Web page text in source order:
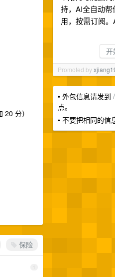
持，AI全自动
用，按需订阅
开
Promoted by
• 外包信息请发到
点。
• 不要把相同的信
分）
保险
1